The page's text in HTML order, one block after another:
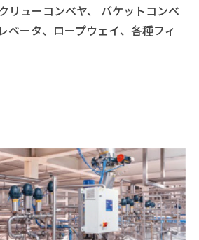
リューコンベヤ、 バケットコンベ
ベータ、ロープウェイ、各種フィ